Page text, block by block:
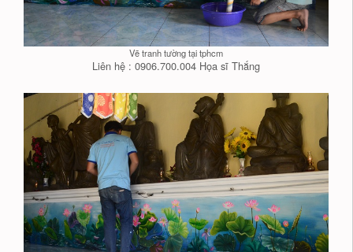
Vẽ tranh tường tại tphcm
Liên hệ : 0906.700.004 Họa sĩ Thắng